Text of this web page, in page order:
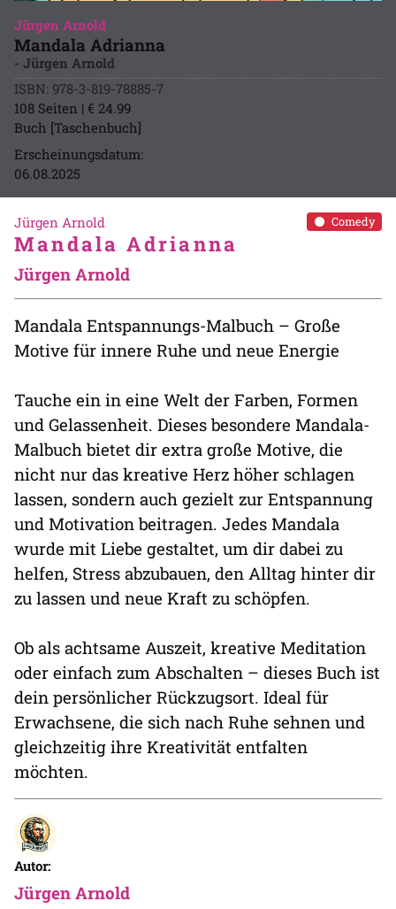
Jürgen Arnold
Mandala Adrianna
- Jürgen Arnold
ISBN: 978-3-819-78885-7
108 Seiten | € 24.99
Buch [Taschenbuch]
Erscheinungsdatum:
06.08.2025
Comedy
Jürgen Arnold
Mandala Adrianna
Jürgen Arnold
Mandala Entspannungs-Malbuch – Große
Motive für innere Ruhe und neue Energie
Tauche ein in eine Welt der Farben, Formen
und Gelassenheit. Dieses besondere Mandala-
Malbuch bietet dir extra große Motive, die
nicht nur das kreative Herz höher schlagen
lassen, sondern auch gezielt zur Entspannung
und Motivation beitragen. Jedes Mandala
wurde mit Liebe gestaltet, um dir dabei zu
helfen, Stress abzubauen, den Alltag hinter dir
zu lassen und neue Kraft zu schöpfen.
Ob als achtsame Auszeit, kreative Meditation
oder einfach zum Abschalten – dieses Buch ist
dein persönlicher Rückzugsort. Ideal für
Erwachsene, die sich nach Ruhe sehnen und
gleichzeitig ihre Kreativität entfalten
möchten.
Autor:
Jürgen Arnold